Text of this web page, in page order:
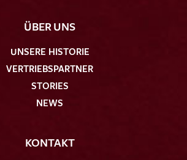
ÜBER UNS
UNSERE HISTORIE
VERTRIEBSPARTNER
STORIES
NEWS
KONTAKT